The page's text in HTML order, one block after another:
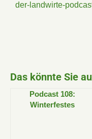
der-landwirte-
Das könnte Sie
Podcast 108:
Winterfestes